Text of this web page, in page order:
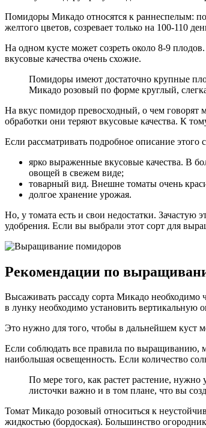
Помидоры Микадо относятся к раннеспелым:
желтого цветов, созревает только на 100-110
На одном кусте может созреть около 8-9
вкусовые качества очень схожие.
Помидоры имеют достаточно крупные
Микадо розовый по форме круглый,
На вкус помидор превосходный, о чем говорят
обработки они теряют вкусовые качества. К
Если рассматривать подробное описание
ярко выраженные вкусовые качества. В
овощей в свежем виде;
товарный вид. Внешне томаты очень
долгое хранение урожая.
Но, у томата есть и свои недостатки.
удобрения. Если вы выбрали этот сорт для
Рекомендации по
Высаживать рассаду сорта Микадо необходимо
в лунку необходимо установить вертикальную
Это нужно для того, чтобы в дальнейшем куст
Если соблюдать все правила по выращиванию,
наибольшая освещенность. Если количество
По мере того, как растет растение, нужно
листочки важно и в том плане, что вы
Томат Микадо розовый относиться к
жидкостью (бордоская). Большинство